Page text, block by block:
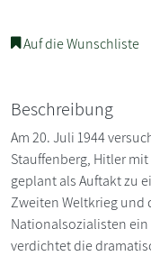
Auf die Wunschliste
Beschreibung
Am 20. Juli 1944
Stauffenberg, Hitler
geplant als Auftakt zu
Zweiten Weltkrieg und
Nationalsozialisten ein
verdichtet die